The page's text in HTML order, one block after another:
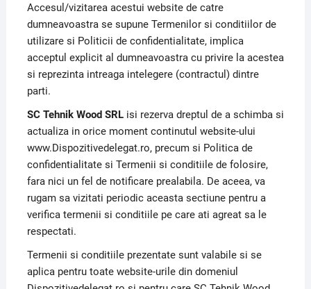
Accesul/vizitarea acestui website de catre
dumneavoastra se supune Termenilor si conditiilor de
utilizare si Politicii de confidentialitate, implica
acceptul explicit al dumneavoastra cu privire la acestea
si reprezinta intreaga intelegere (contractul) dintre
parti.
SC Tehnik Wood SRLisi rezerva dreptul de a schimba si
actualiza in orice moment continutul website-ului
www.Dispozitivedelegat.ro, precum si Politica de
confidentialitate si Termenii si conditiile de folosire,
fara nici un fel de notificare prealabila. De aceea, va
rugam sa vizitati periodic aceasta sectiune pentru a
verifica termenii si conditiile pe care ati agreat sa le
respectati.
Termenii si conditiile prezentate sunt valabile si se
aplica pentru toate website-urile din domeniul